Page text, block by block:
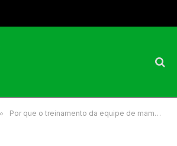
» Por que o treinamento da equipe de mamografia é a expressão máxima do cuidado com a paciente?